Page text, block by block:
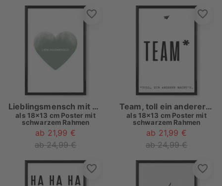
Lieblingsmensch mit Herz I Grün
als 18x13 cm Poster mit
schwarzem Rahmen
ab 21,99 €
ab 24,99 €
Team, toll ein anderer macht´s
als 18x13 cm Poster mit
schwarzem Rahmen
ab 21,99 €
ab 24,99 €